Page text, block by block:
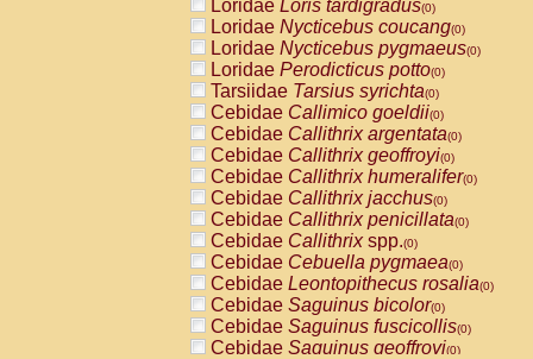
Loridae Loris tardigradus(0)
Loridae Nycticebus coucang(0)
Loridae Nycticebus pygmaeus(0)
Loridae Perodicticus potto(0)
Tarsiidae Tarsius syrichta(0)
Cebidae Callimico goeldii(0)
Cebidae Callithrix argentata(0)
Cebidae Callithrix geoffroyi(0)
Cebidae Callithrix humeralifer(0)
Cebidae Callithrix jacchus(0)
Cebidae Callithrix penicillata(0)
Cebidae Callithrixspp.(0)
Cebidae Cebuella pygmaea(0)
Cebidae Leontopithecus rosalia(0)
Cebidae Saguinus bicolor(0)
Cebidae Saguinus fuscicollis(0)
Cebidae Saguinus geoffroyi(0)